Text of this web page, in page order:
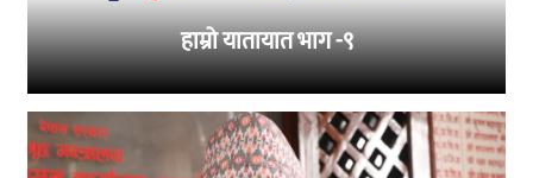
हाम्रो यातायात भाग -९